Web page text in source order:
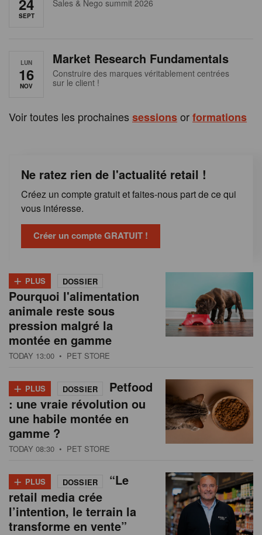
SEPT
Sales & Nego summit 2026
LUN
16
NOV
Market Research Fundamentals
Construire des marques véritablement centrées
sur le client !
Voir toutes les prochaines sessionsorformations
Ne ratez rien de l'actualité retail !
Créez un compte gratuit et faites-nous part de ce qui
vous intéresse.
Créer un compte GRATUIT !
+ PLUS DOSSIER
Pourquoi l'alimentation
animale reste sous
pression malgré la
montée en gamme
TODAY 13:00 • PET STORE
+ PLUS DOSSIER
Petfood
: une vraie révolution ou
une habile montée en
gamme ?
TODAY 08:30 • PET STORE
+ PLUS DOSSIER
“Le
retail media crée
l’intention, le terrain la
transforme en vente”